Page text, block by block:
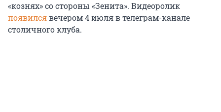
«кознях» со стороны «Зенита». Видеоролик
появилсявечером 4 июля в телеграм-канале
столичного клуба.